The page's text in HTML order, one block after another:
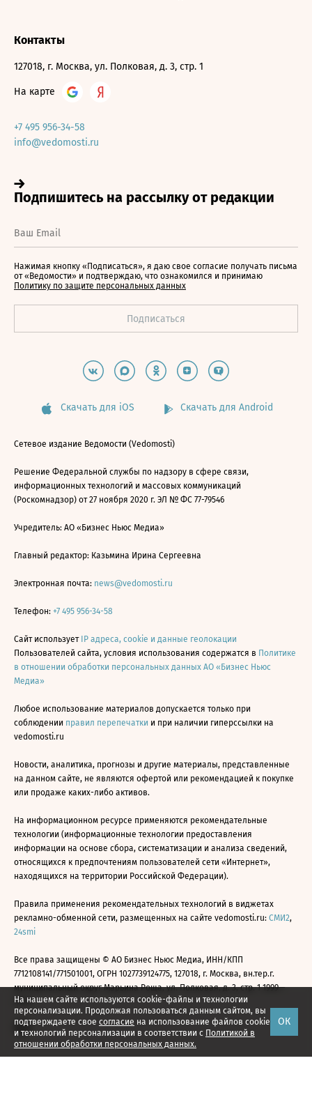
На нашем сайте используются cookie-файлы и технологии
персонализации. Продолжая пользоваться данным сайтом, вы
подтверждаете свое согласие на использование файлов cookie
и технологий персонализации в соответствии с Политикой в
отношении обработки персональных данных.
ОК
Контакты
127018, г. Москва, ул. Полковая, д. 3, стр. 1
На карте
+7 495 956-34-58
info@vedomosti.ru
Нажимая кнопку «Подписаться», я даю свое согласие получать письма
от «Ведомости» и подтверждаю, что ознакомился и принимаю
Политику по защите персональных данных
Скачать для iOS Скачать для Android
Сетевое издание Ведомости (Vedomosti)
Решение Федеральной службы по надзору в сфере связи,
информационных технологий и массовых коммуникаций
(Роскомнадзор) от 27 ноября 2020 г. ЭЛ № ФС 77-79546
Учредитель: АО «Бизнес Ньюс Медиа»
Главный редактор: Казьмина Ирина Сергеевна
Электронная почта: news@vedomosti.ru
Телефон: +7 495 956-34-58
Сайт использует IP адреса, cookie и данные геолокации
Пользователей сайта, условия использования содержатся в Политике
в отношении обработки персональных данных АО «Бизнес Ньюс
Медиа»
Любое использование материалов допускается только при
соблюдении правил перепечатки и при наличии гиперссылки на
vedomosti.ru
Новости, аналитика, прогнозы и другие материалы, представленные
на данном сайте, не являются офертой или рекомендацией к покупке
или продаже каких-либо активов.
На информационном ресурсе применяются рекомендательные
технологии (информационные технологии предоставления
информации на основе сбора, систематизации и анализа сведений,
относящихся к предпочтениям пользователей сети «Интернет»,
находящихся на территории Российской Федерации).
Правила применения рекомендательных технологий в виджетах
рекламно-обменной сети, размещенных на сайте vedomosti.ru: СМИ2,
24smi
Все права защищены © АО Бизнес Ньюс Медиа, ИНН/КПП
7712108141/771501001, ОГРН 1027739124775, 127018, г. Москва, вн.тер.г.
муниципальный округ Марьина Роща, ул. Полковая, д. 3, стр. 1 1999—
2026